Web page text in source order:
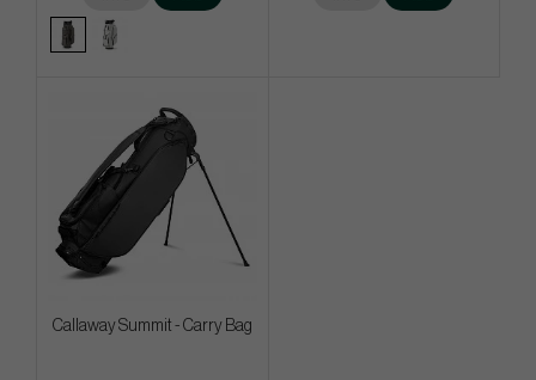
Callaway Summit - Carry Bag